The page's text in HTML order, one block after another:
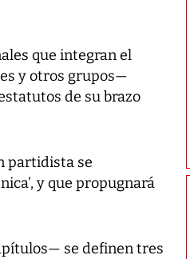
que integran el
y otros grupos—
de su brazo
partidista se
y que propugnará
se definen tres